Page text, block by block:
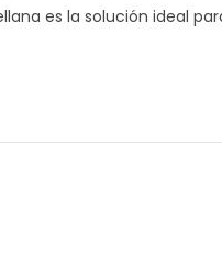
es la solución ideal